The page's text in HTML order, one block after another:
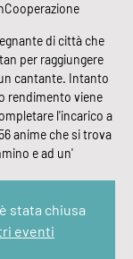
di città che
per raggiungere
cantante. Intanto
rendimento viene
l'incarico a
anime che si trova
e ad un'
stata chiusa
eventi